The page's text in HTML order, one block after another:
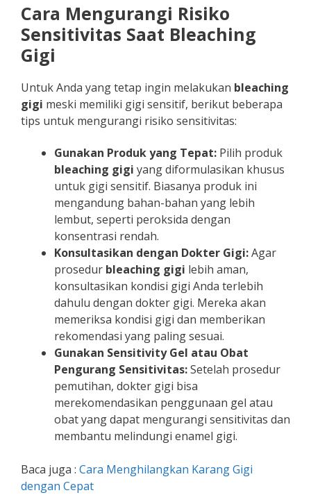
Cara Mengurangi Risiko
Sensitivitas Saat Bleaching
Gigi
Untuk Anda yang tetap ingin melakukan bleaching
gigi meski memiliki gigi sensitif, berikut beberapa
tips untuk mengurangi risiko sensitivitas:
Gunakan Produk yang Tepat: Pilih produk
bleaching gigi yang diformulasikan khusus
untuk gigi sensitif. Biasanya produk ini
mengandung bahan-bahan yang lebih
lembut, seperti peroksida dengan
konsentrasi rendah.
Konsultasikan dengan Dokter Gigi:Agar
prosedur bleaching gigi lebih aman,
konsultasikan kondisi gigi Anda terlebih
dahulu dengan dokter gigi. Mereka akan
memeriksa kondisi gigi dan memberikan
rekomendasi yang paling sesuai.
Gunakan Sensitivity Gel atau Obat
Pengurang Sensitivitas:Setelah prosedur
pemutihan, dokter gigi bisa
merekomendasikan penggunaan gel atau
obat yang dapat mengurangi sensitivitas dan
membantu melindungi enamel gigi.
Baca juga : Cara Menghilangkan Karang Gigi
dengan Cepat